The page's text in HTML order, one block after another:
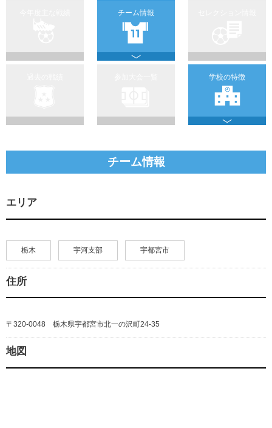
チーム情報
学校の特徴
チーム情報
エリア
栃木 宇河支部 宇都宮市
住所
〒320-0048 栃木県宇都宮市北一の沢町24-35
地図